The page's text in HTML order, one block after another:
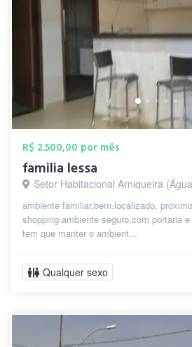
R$ 2.500,00 por mês
familia lessa
Setor Habitacional Arniqueira
ambiente familiar,bem.localizado,
shopping.ambiente seguro,com portaria
tem que manter o ambient...
Qualquer sexo